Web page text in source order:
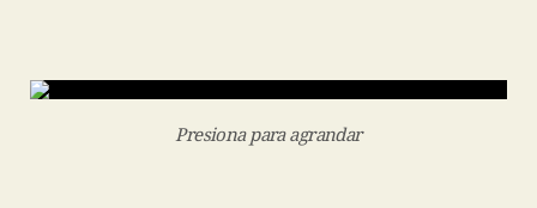
Presiona para agrandar